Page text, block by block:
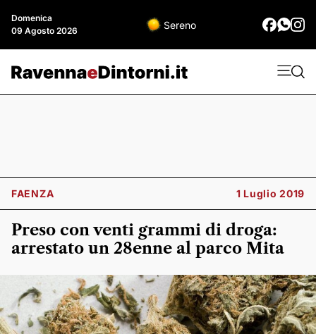
Domenica
09 Agosto 2026
Sereno
FAENZA 1 Luglio 2019
Preso con venti grammi di droga:
arrestato un 28enne al parco Mita